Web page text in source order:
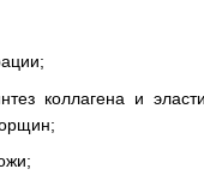
коллагена и